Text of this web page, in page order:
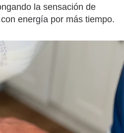
la sensación de
energía por más tiempo.